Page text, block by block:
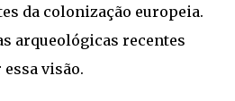
da colonização europeia.
arqueológicas recentes
visão.